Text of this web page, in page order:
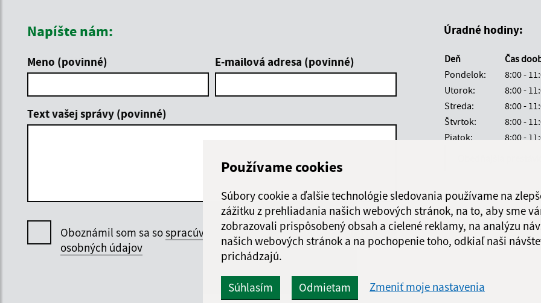
Používame cookies
Súbory cookie a ďalšie technológie sledovania používame na
zážitku z prehliadania našich webových stránok, na to, aby sme
zobrazovali prispôsobený obsah a cielené reklamy, na analýzu
našich webových stránok a na pochopenie toho, odkiaľ naši
prichádzajú.
Súhlasím Odmietam Zmeniť moje nastavenia
Napíšte nám:
Meno (povinné) E-mailová adresa (povinné)
Text vašej správy (povinné)
Oboznámil som sa sospracúvaním
osobných údajov
Google reCaptcha Response
Odoslať správu
Úradné hodiny:
Deň
Čas
Pondelok:
8:00 -
Utorok:
8:00 -
Streda:
8:00 -
Štvrtok:
8:00 -
Piatok:
8:00 -